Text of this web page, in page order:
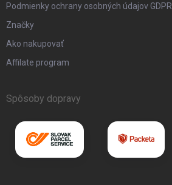
Podmienky ochrany osobných údajov GDPR
Značky
Ako nakupovať
Affilate program
Spôsoby dopravy